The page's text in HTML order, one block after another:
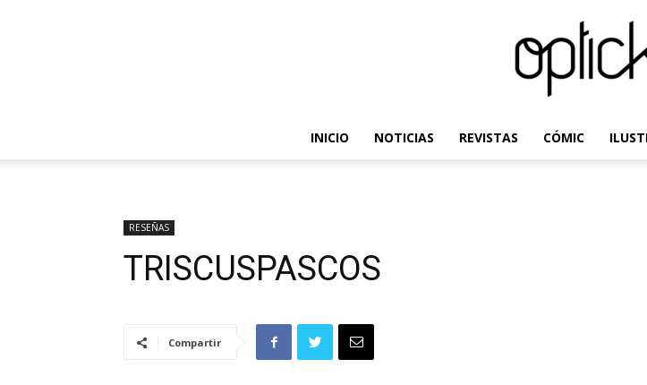
INICIO NOTICIAS REVISTAS CÓMIC
RESEÑAS
TRISCUSPASCOS
Compartir